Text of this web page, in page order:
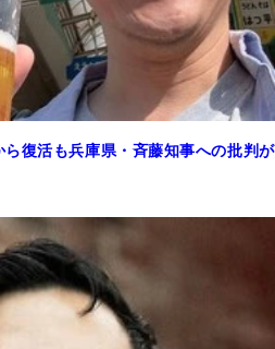
復活も兵庫県・斉藤知事への批判が